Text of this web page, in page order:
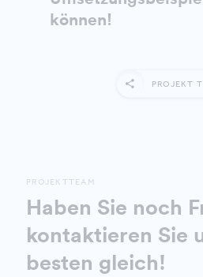
können!
PROJEKT
PROJEKTTEAM
Haben Sie noch
kontaktieren Sie
besten gleich!